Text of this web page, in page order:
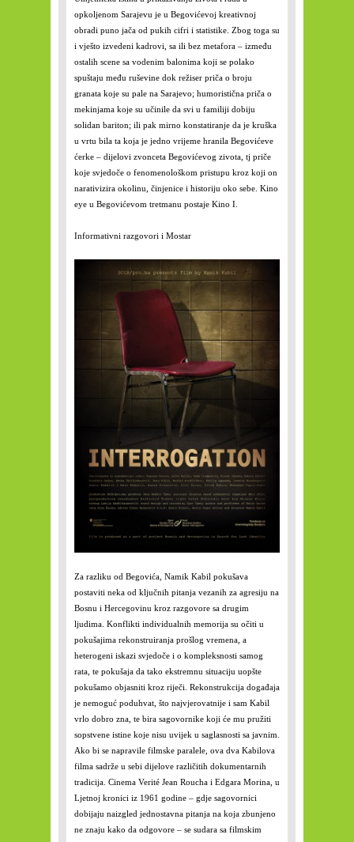
opkoljenom Sarajevu je u Begovićevoj kreativnoj
obradi puno jača od pukih cifri i statistike. Zbog toga su
i vješto izvedeni kadrovi, sa ili bez metafora – između
ostalih scene sa vodenim balonima koji se polako
spuštaju među ruševine dok režiser priča o broju
granata koje su pale na Sarajevo; humoristična priča o
mekinjama koje su učinile da svi u familiji dobiju
solidan bariton; ili pak mirno konstatiranje da je kruška
u vrtu bila ta koja je jedno vrijeme hranila Begovićeve
ćerke – dijelovi zvonceta Begovićevog zivota, tj priče
koje svjedoče o fenomenološkom pristupu kroz koji on
narativizira okolinu, činjenice i historiju oko sebe. Kino
eye u Begovićevom tretmanu postaje Kino I.
Informativni razgovori i Mostar
Za razliku od Begovića, Namik Kabil pokušava
postaviti neka od ključnih pitanja vezanih za agresiju na
Bosnu i Hercegovinu kroz razgovore sa drugim
ljudima. Konflikti individualnih memorija su očiti u
pokušajima rekonstruiranja prošlog vremena, a
heterogeni iskazi svjedoče i o kompleksnosti samog
rata, te pokušaja da tako ekstremnu situaciju uopšte
pokušamo objasniti kroz riječi. Rekonstrukcija događaja
je nemoguć poduhvat, što najvjerovatnije i sam Kabil
vrlo dobro zna, te bira sagovornike koji će mu pružiti
sopstvene istine koje nisu uvijek u saglasnosti sa javnim.
Ako bi se napravile filmske paralele, ova dva Kabilova
filma sadrže u sebi dijelove različitih dokumentarnih
tradicija. Cinema Verité Jean Roucha i Edgara Morina, u
Ljetnoj kronici iz 1961 godine – gdje sagovornici
dobijaju naizgled jednostavna pitanja na koja zbunjeno
ne znaju kako da odgovore – se sudara sa filmskim